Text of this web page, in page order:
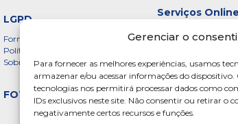
Gerenciar o
Para fornecer as melhores experiências, usamos
armazenar e/ou acessar informações do
tecnologias nos permitirá processar dados como
IDs exclusivos neste site. Não consentir ou retirar o
negativamente certos recursos e funções.
Serviços Online
LGPD
Formulário
Política de Privacidade – CRADF
Sobre a LGPD
Certificados
Galeria de
Diretoria
FOTOS